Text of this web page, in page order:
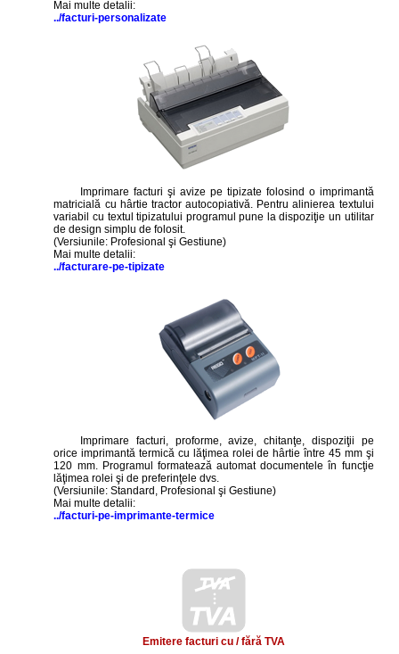
Mai multe detalii:
../facturi-personalizate
Imprimare facturi şi avize pe tipizate folosind o imprimantă
matricială cu hârtie tractor autocopiativă. Pentru alinierea textului
variabil cu textul tipizatului programul pune la dispoziţie un utilitar
de design simplu de folosit.
(Versiunile: Profesional şi Gestiune)
Mai multe detalii:
../facturare-pe-tipizate
Imprimare facturi, proforme, avize, chitanţe, dispoziţii pe
orice imprimantă termică cu lăţimea rolei de hârtie între 45 mm şi
120 mm. Programul formatează automat documentele în funcţie
lăţimea rolei şi de preferinţele dvs.
(Versiunile: Standard, Profesional şi Gestiune)
Mai multe detalii:
../facturi-pe-imprimante-termice
TVA
TVA
Emitere facturi cu / fără TVA